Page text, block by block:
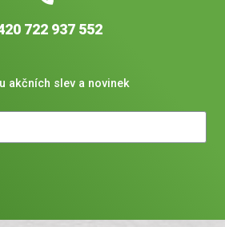
722 937 552
akčních slev a novinek